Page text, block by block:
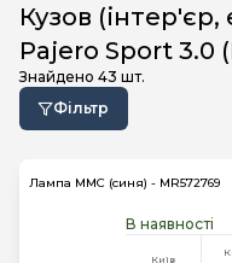
Кузов
Pajero Sport 3.0
Знайдено 43 шт.
Фільтр
Лампа MMC (синя) - MR572769
В наявності
Київ